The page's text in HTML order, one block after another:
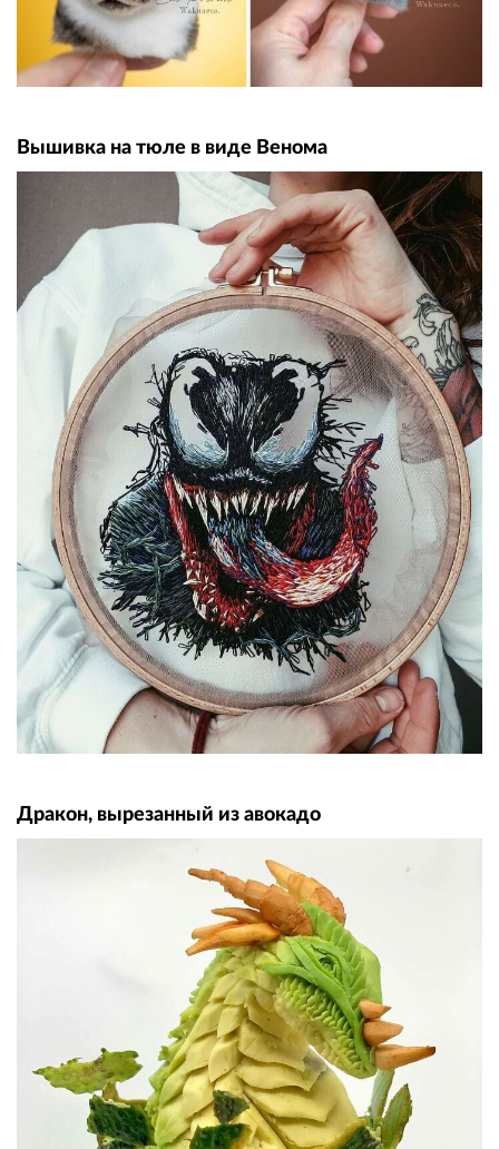
Вышивка на тюле в виде Венома
Дракон, вырезанный из авокадо